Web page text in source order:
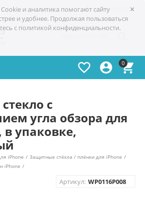
×
Cookie и аналитика помогают сайту
и удобнее. Продолжая пользоваться
с политикой конфиденциальности.
Симферополь
0



с
угла обзора для
в упаковке,
iPhone / Защитные стёкла / плёнки для iPhone /
iPhone /
Артикул: WP0116P008